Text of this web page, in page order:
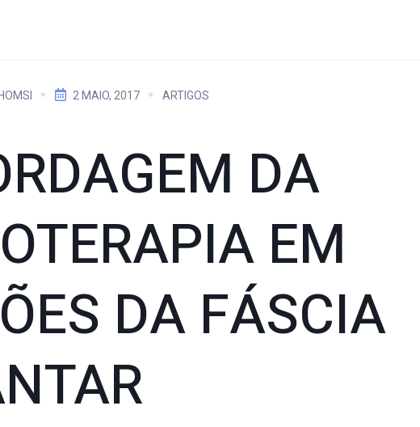
2 MAIO, 2017 ARTIGOS
DA
EM
DA FÁSCIA